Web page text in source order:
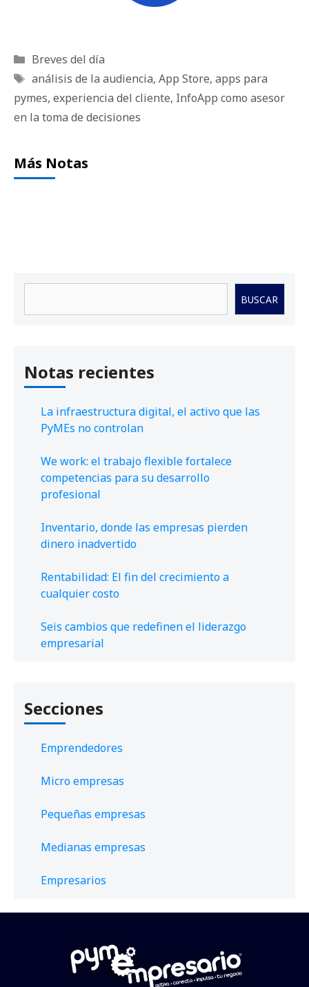
Categorías
Breves del día
Etiquetas
análisis de la audiencia, App Store, apps para
pymes, experiencia del cliente, InfoApp como asesor
en la toma de decisiones
Más Notas
BUSCAR
Notas recientes
La infraestructura digital, el activo que las
PyMEs no controlan
We work: el trabajo flexible fortalece
competencias para su desarrollo
profesional
Inventario, donde las empresas pierden
dinero inadvertido
Rentabilidad: El fin del crecimiento a
cualquier costo
Seis cambios que redefinen el liderazgo
empresarial
Secciones
Emprendedores
Micro empresas
Pequeñas empresas
Medianas empresas
Empresarios